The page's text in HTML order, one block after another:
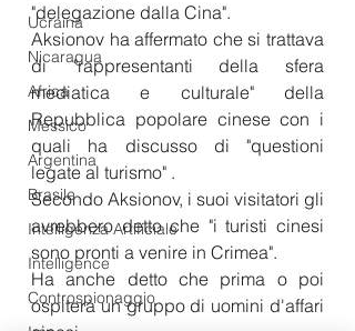
Ucraina
Nicaragua
Africa
Messico
Argentina
Brasile
Intelligenza Artificiale
Intelligence
Controspionaggio
"delegazione dalla Cina".
Aksionov ha affermato che si trattava
di "rappresentanti della sfera
mediatica e culturale" della
Repubblica popolare cinese con i
quali ha discusso di "questioni
legate al turismo" .
Secondo Aksionov, i suoi visitatori gli
avrebbero detto che "i turisti cinesi
sono pronti a venire in Crimea".
Ha anche detto che prima o poi
ospiterà un gruppo di uomini d'affari